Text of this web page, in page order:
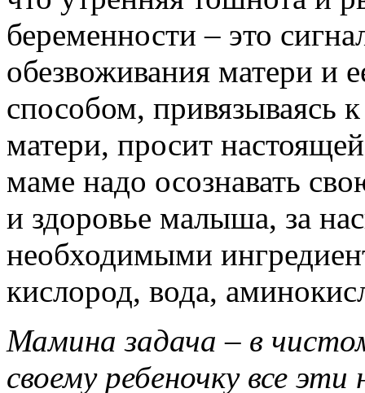
беременности – это
обезвоживания матери и
способом, привязываясь
матери, просит
маме надо осознавать
и здоровье малыша, за
необходимыми
кислород, вода,
Мамина задача – в
своему ребеночку все